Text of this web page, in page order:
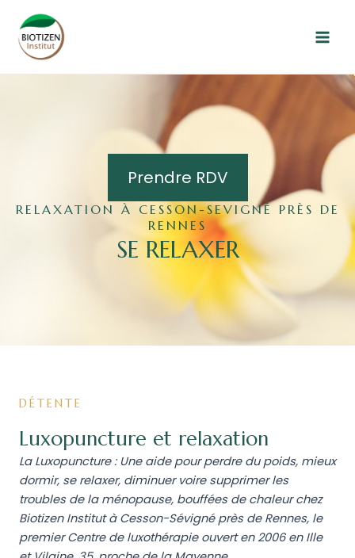
contenu
Prendre RDV
RELAXATION À CESSON-SEVIGNÉ PRÈS DE
RENNES
SE RELAXER
DÉTENTE
Luxopuncture et relaxation
La Luxopuncture : Une aide pour perdre du poids, mieux
dormir, se relaxer, diminuer voire supprimer les
troubles de la ménopause, bouffées de chaleur chez
Biotizen Institut à Cesson-Sévigné près de Rennes, le
premier Centre de luxothérapie ouvert en 2006 en Ille